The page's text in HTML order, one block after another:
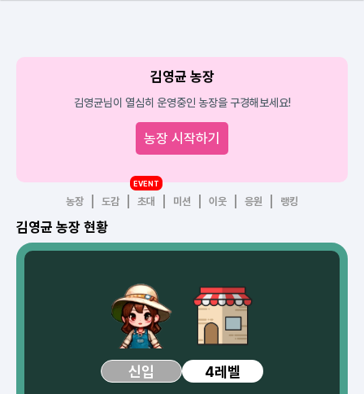
김영균 농장
김영균님이 열심히 운영중인 농장을 구경해보세요!
농장 시작하기
농장 도감 초대
EVENT
미션 이웃 응원 랭킹
김영균 농장 현황
신입 4레벨